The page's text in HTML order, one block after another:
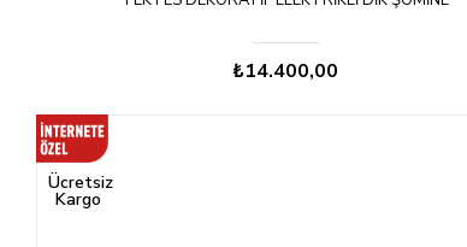
₺14.400,00
Ücretsiz
Kargo